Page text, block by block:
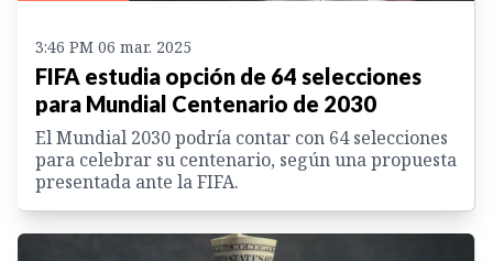
3:46 PM 06 mar. 2025
FIFA estudia opción de 64 selecciones
para Mundial Centenario de 2030
El Mundial 2030 podría contar con 64 selecciones
para celebrar su centenario, según una propuesta
presentada ante la FIFA.